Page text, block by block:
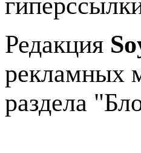
Редакция
рекламных
раздела